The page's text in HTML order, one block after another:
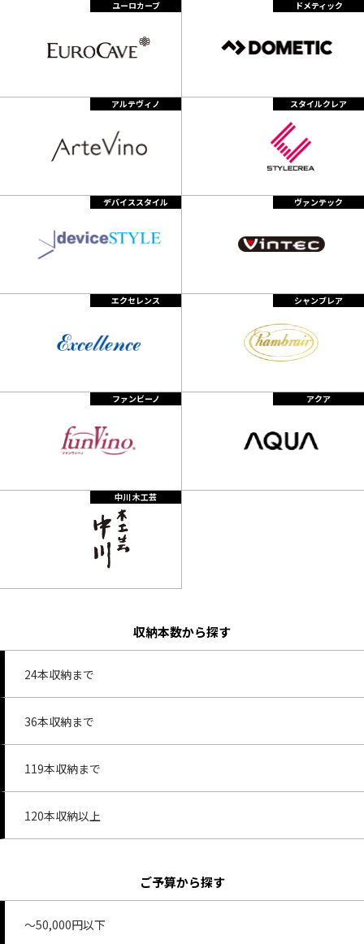
ユーロカーブ ドメティック
アルテヴィノ スタイルクレア
デバイススタイル ヴァンテック
エクセレンス シャンブレア
ファンビーノ アクア
中川 木工芸
収納本数から探す
24本収納まで
36本収納まで
119本収納まで
120本収納以上
ご予算から探す
～50,000円以下